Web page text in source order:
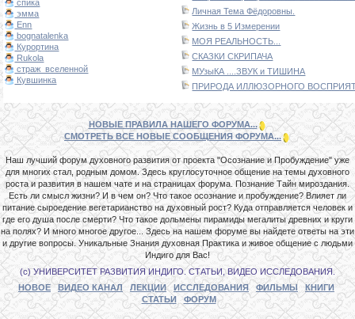
Личная Тема Фёдоровны.
Жизнь в 5 Измерении
МОЯ РЕАЛЬНОСТЬ...
СКАЗКИ СКРИПАЧА
МУзыКА ....ЗВУК и ТИШИНА
ПРИРОДА ИЛЛЮЗОРНОГО
спика
эмма
Enn
bognatalenka
Курортина
Rukola
страж_вселенной
Кувшинка
НОВЫЕ ПРАВИЛА НАШЕГО ФОРУМА...
СМОТРЕТЬ ВСЕ НОВЫЕ СООБЩЕНИЯ ФОРУМА...
Наш лучший форум духовного развития от проекта "Осознание и Пробуждение" уже
для многих стал, родным домом. Здесь круглосуточное общение на темы духовного
роста и развития в нашем чате и на страницах форума. Познание Тайн мироздания.
Есть ли смысл жизни? И в чем он? Что такое осознание и пробуждение? Влияет ли
питание сыроедение вегетарианство на духовный рост? Куда отправляется человек и
где его душа после смерти? Что такое дольмены пирамиды мегалиты древних и круги
на полях? И много многое другое... Здесь на нашем форуме вы найдете ответы на эти
и другие вопросы. Уникальные Знания духовная Практика и живое общение с людьми
Индиго для Вас!
(с) УНИВЕРСИТЕТ РАЗВИТИЯ ИНДИГО. СТАТЬИ, ВИДЕО ИССЛЕДОВАНИЯ.
НОВОЕ
ВИДЕО КАНАЛ ЛЕКЦИИ ИССЛЕДОВАНИЯ ФИЛЬМЫ
КНИГИ
СТАТЬИ
ФОРУМ